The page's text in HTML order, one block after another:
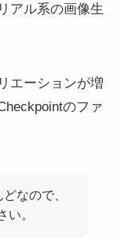
アル系の画像生
エーションが増
のファ
なので、
。